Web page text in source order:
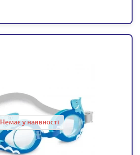
Немає у наявності